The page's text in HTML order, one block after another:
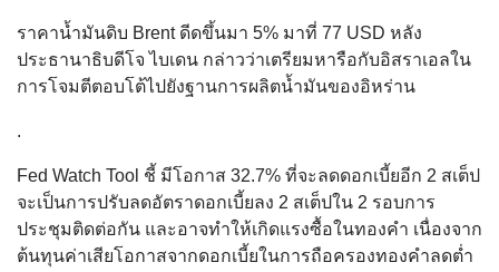
ราคาน้ำมันดิบ Brent ดีดขึ้นมา 5% มาที่ 77 USD หลัง
ประธานาธิบดีโจ ไบเดน กล่าวว่าเตรียมหารือกับอิสราเอลใน
การโจมตีตอบโต้ไปยังฐานการผลิตน้ำมันของอิหร่าน
.
Fed Watch Tool ชี้ มีโอกาส 32.7% ที่จะลดดอกเบี้ยอีก 2 สเต็ป
จะเป็นการปรับลดอัตราดอกเบี้ยลง 2 สเต็ปใน 2 รอบการ
ประชุมติดต่อกัน และอาจทำให้เกิดแรงซื้อในทองคำ เนื่องจาก
ต้นทุนค่าเสียโอกาสจากดอกเบี้ยในการถือครองทองคำลดต่ำ